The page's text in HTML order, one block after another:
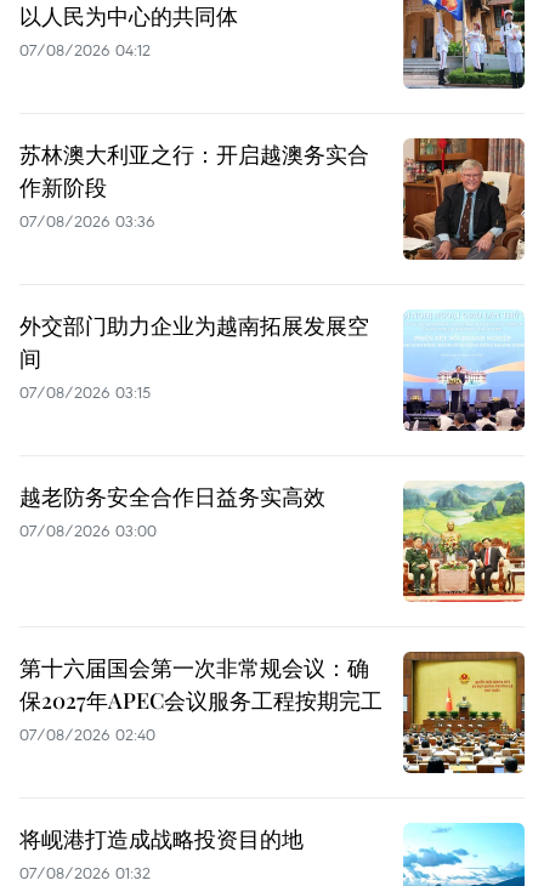
以人民为中心的共同体
07/08/2026 04:12
苏林澳大利亚之行：开启越澳务实合
作新阶段
07/08/2026 03:36
外交部门助力企业为越南拓展发展空
间
07/08/2026 03:15
越老防务安全合作日益务实高效
07/08/2026 03:00
第十六届国会第一次非常规会议：确
保2027年APEC会议服务工程按期完工
07/08/2026 02:40
将岘港打造成战略投资目的地
07/08/2026 01:32